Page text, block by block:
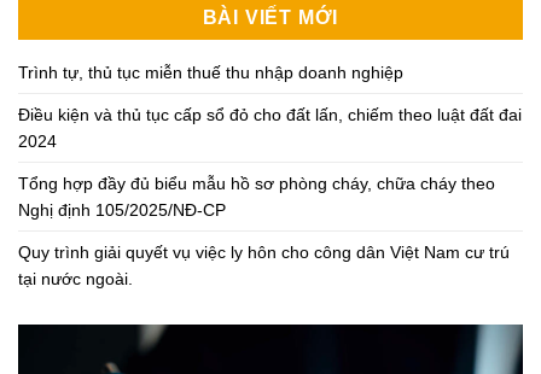
BÀI VIẾT MỚI
Trình tự, thủ tục miễn thuế thu nhập doanh nghiệp
Điều kiện và thủ tục cấp sổ đỏ cho đất lấn, chiếm theo luật đất đai
2024
Tổng hợp đầy đủ biểu mẫu hồ sơ phòng cháy, chữa cháy theo
Nghị định 105/2025/NĐ-CP
Quy trình giải quyết vụ việc ly hôn cho công dân Việt Nam cư trú
tại nước ngoài.